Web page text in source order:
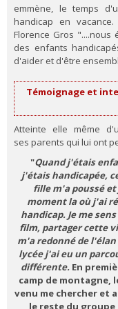
emmène, le temps
handicap en
Florence Gros
des enfants
d'aider et d'être
Témoignage et
Atteinte elle même
ses parents qui lui ont
"Quand j'étais
j'étais handicapée,
fille m'a poussé et
moment la où j'ai
handicap. Je me
film, partager cette
m'a redonné de
lycée j'ai eu un
différente. En
camp de montagne,
venu me chercher et
le reste du